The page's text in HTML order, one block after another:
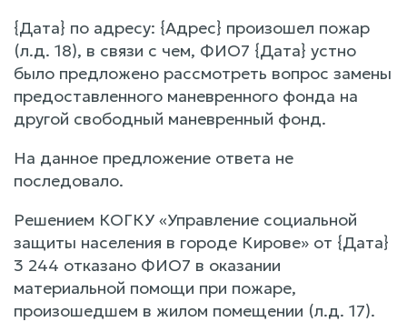
{Дата} по адресу: {Адрес} произошел пожар
(л.д. 18), в связи с чем, ФИО7 {Дата} устно
было предложено рассмотреть вопрос замены
предоставленного маневренного фонда на
другой свободный маневренный фонд.
На данное предложение ответа не
последовало.
Решением КОГКУ «Управление социальной
защиты населения в городе Кирове» от {Дата}
3 244 отказано ФИО7 в оказании
материальной помощи при пожаре,
произошедшем в жилом помещении (л.д. 17).